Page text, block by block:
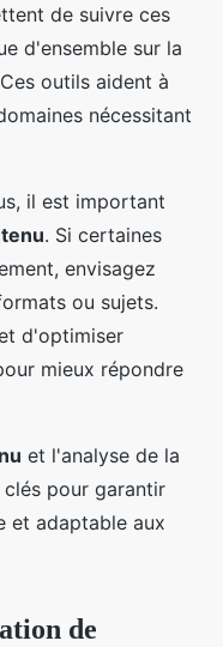
de suivre ces
d'ensemble sur la
outils aident à
nécessitant
il est important
. Si certaines
envisagez
ou sujets.
d'optimiser
mieux répondre
et l'analyse de la
pour garantir
et adaptable aux
de